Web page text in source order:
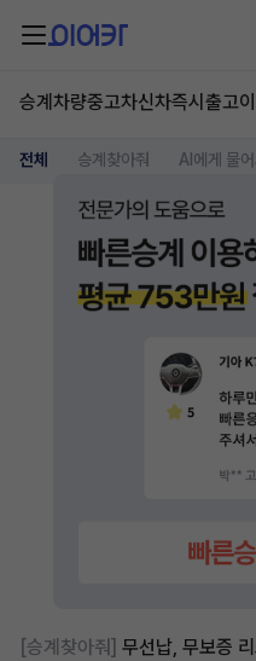
승계차량중고차신차즉시출고
전체 승계찾아줘 AI에게 물
[승계찾아줘] 무선납, 무보증